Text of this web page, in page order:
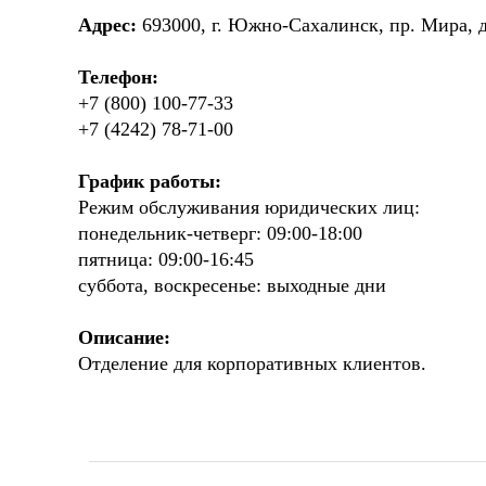
Адрес: 693000, г. Южно-Сахалинск, пр. Мира,
Телефон:
+7 (800) 100-77-33
+7 (4242) 78-71-00
График работы:
Режим обслуживания юридических лиц:
понедельник-четверг: 09:00-18:00
пятница: 09:00-16:45
суббота, воскресенье: выходные дни
Описание:
Отделение для корпоративных клиентов.